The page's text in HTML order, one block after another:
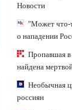
Новости
"Может что-
о нападении
Пропавшая в
найдена
Необычная
россиян